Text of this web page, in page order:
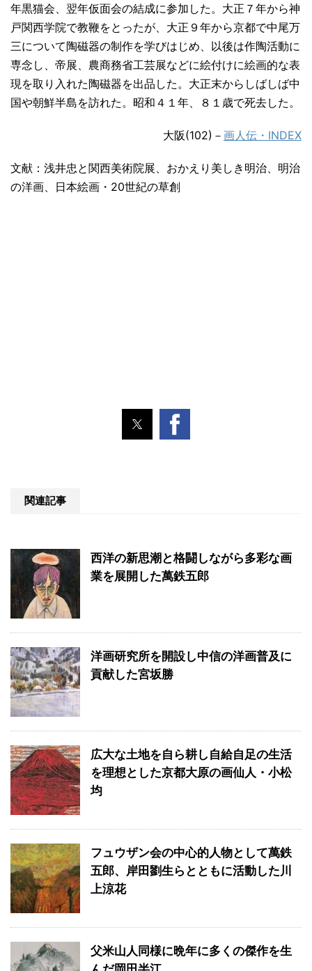
年黒猫会、翌年仮面会の結成に参加した。大正７年から神
戸関西学院で教鞭をとったが、大正９年から京都で中尾万
三について陶磁器の制作を学びはじめ、以後は作陶活動に
専念し、帝展、農商務省工芸展などに絵付けに絵画的な表
現を取り入れた陶磁器を出品した。大正末からしばしば中
国や朝鮮半島を訪れた。昭和４１年、８１歳で死去した。
大阪(102)－ 画人伝・INDEX
文献：浅井忠と関西美術院展、おかえり美しき明治、明治
の洋画、日本絵画・20世紀の草創
関連記事
西洋の新思潮と格闘しながら多彩な画
業を展開した萬鉄五郎
洋画研究所を開設し中信の洋画普及に
貢献した宮坂勝
広大な土地を自ら耕し自給自足の生活
を理想とした京都大原の画仙人・小松
均
フュウザン会の中心的人物として萬鉄
五郎、岸田劉生らとともに活動した川
上涼花
父米山人同様に晩年に多くの傑作を生